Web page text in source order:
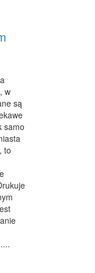
w
są
samo
to